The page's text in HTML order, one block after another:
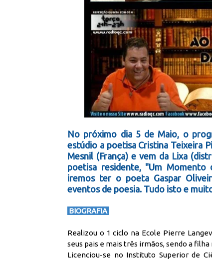
No próximo dia 5 de Maio, o
estúdio a poetisa Cristina Teixeira
Mesnil (França) e vem da Lixa
poetisa residente, "Um
iremos ter o poeta Gaspar
eventos de poesia. Tudo isto e
BIOGRAFIA
Realizou o 1 ciclo na Ecole Pierre
seus pais e mais três irmãos, sendo a filha
Licenciou-se no Instituto Superior de